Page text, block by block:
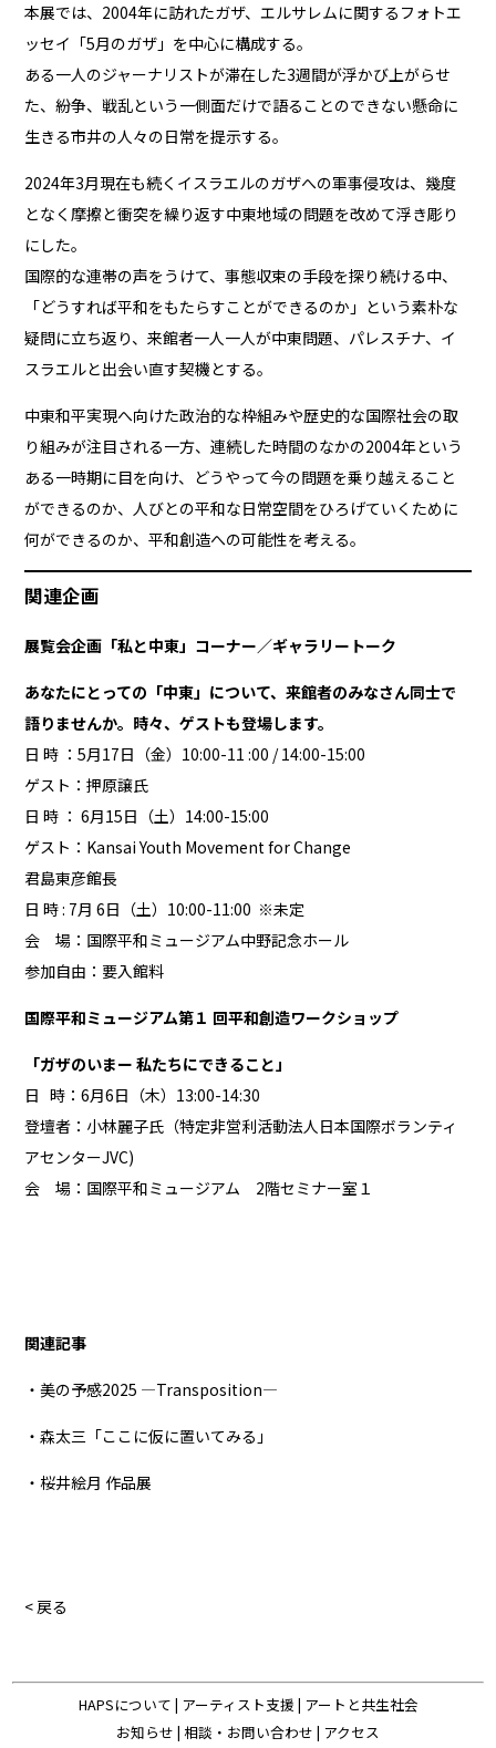
本展では、2004年に訪れたガザ、エルサレムに関するフォトエ
ッセイ「5月のガザ」を中心に構成する。
ある一人のジャーナリストが滞在した3週間が浮かび上がらせ
た、紛争、戦乱という一側面だけで語ることのできない懸命に
生きる市井の人々の日常を提示する。
2024年3月現在も続くイスラエルのガザへの軍事侵攻は、幾度
となく摩擦と衝突を繰り返す中東地域の問題を改めて浮き彫り
にした。
国際的な連帯の声をうけて、事態収束の手段を探り続ける中、
「どうすれば平和をもたらすことができるのか」という素朴な
疑問に立ち返り、来館者一人一人が中東問題、パレスチナ、イ
スラエルと出会い直す契機とする。
中東和平実現へ向けた政治的な枠組みや歴史的な国際社会の取
り組みが注目される一方、連続した時間のなかの2004年という
ある一時期に目を向け、どうやって今の問題を乗り越えること
ができるのか、人びとの平和な日常空間をひろげていくために
何ができるのか、平和創造への可能性を考える。
関連企画
展覧会企画「私と中東」コーナー／ギャラリートーク
あなたにとっての「中東」について、来館者のみなさん同士で
語りませんか。時々、ゲストも登場します。
日 時 ：5月17日（金）10:00-11 :00 / 14:00-15:00
ゲスト：押原譲氏
日 時 ： 6月15日（土）14:00-15:00
ゲスト：Kansai Youth Movement for Change
君島東彦館長
日 時 : 7月 6日（土）10:00-11:00 ※未定
会 場：国際平和ミュージアム中野記念ホール
参加自由：要入館料
国際平和ミュージアム第１ 回平和創造ワークショップ
「ガザのいまー 私たちにできること」
日 時：6月6日（木）13:00-14:30
登壇者：小林麗子氏（特定非営利活動法人日本国際ボランティ
アセンターJVC)
会 場：国際平和ミュージアム 2階セミナー室１
関連記事
・美の予感2025 ―Transposition―
・森太三「ここに仮に置いてみる」
・桜井絵月 作品展
< 戻る
HAPSについて | アーティスト支援 | アートと共生社会
お知らせ | 相談・お問い合わせ | アクセス